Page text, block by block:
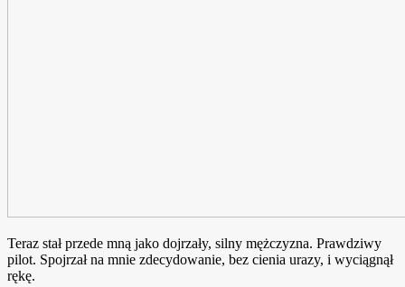
Teraz stał przede mną jako dojrzały, silny mężczyzna. Prawdziwy
pilot. Spojrzał na mnie zdecydowanie, bez cienia urazy, i wyciągnął
rękę.